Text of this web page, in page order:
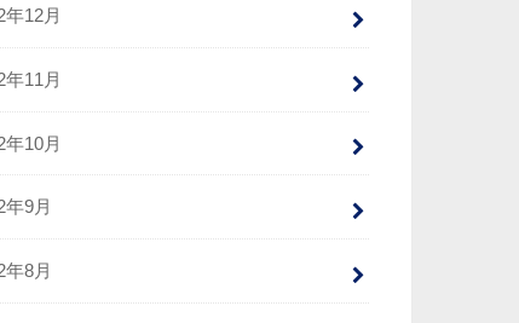
年12月
年11月
年10月
年9月
年8月